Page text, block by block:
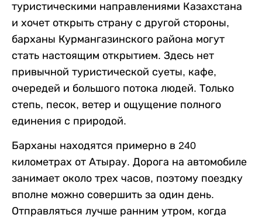
туристическими направлениями Казахстана
и хочет открыть страну с другой стороны,
барханы Курмангазинского района могут
стать настоящим открытием. Здесь нет
привычной туристической суеты, кафе,
очередей и большого потока людей. Только
степь, песок, ветер и ощущение полного
единения с природой.
Барханы находятся примерно в 240
километрах от Атырау. Дорога на автомобиле
занимает около трех часов, поэтому поездку
вполне можно совершить за один день.
Отправляться лучше ранним утром, когда